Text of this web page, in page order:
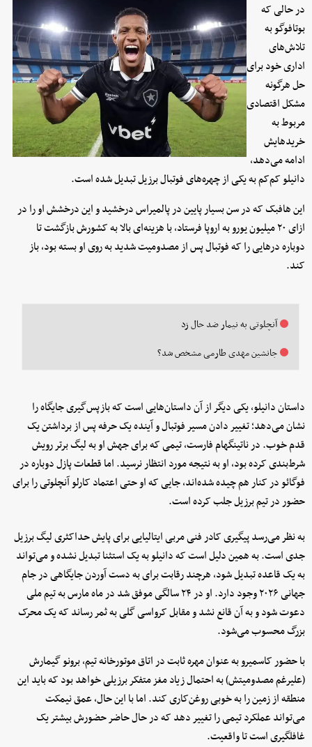
در حالی که
بوتافوگو به
تلاش‌های
اداری خود برای
حل هرگونه
مشکل اقتصادی
مربوط به
خریدهایش
ادامه می‌دهد،
دانیلو کم‌کم به یکی از چهره‌های فوتبال برزیل تبدیل شده است.
این هافبک که در سن بسیار پایین در پالمیراس درخشید و این درخشش او را در
ازای ۲۰ میلیون یورو به اروپا فرستاد، با هزینه‌ای بالا به کشورش بازگشت تا
دوباره درهایی را که فوتبال پس از مصدومیت شدید به روی او بسته بود، باز
کند.
آنچلوتی به نیمار ضد حال زد
جانشین مهدی طارمی مشخص شد؟
داستان دانیلو، یکی دیگر از آن داستان‌هایی است که بازپس‌گیری جایگاه را
نشان می‌دهد؛ تغییر دادن مسیر فوتبال و آینده یک حرفه پس از برداشتن یک
قدم خوب. در ناتینگهام فارست، تیمی که برای جهش او به لیگ برتر رویش
شرط‌بندی کرده بود، او به نتیجه مورد انتظار نرسید. اما قطعات پازل دوباره در
فوگائو در کنار هم چیده شده‌اند، جایی که او حتی اعتماد کارلو آنچلوتی را برای
حضور در تیم برزیل جلب کرده است.
به نظر می‌رسد پیگیری کادر فنی مربی ایتالیایی برای پایش حداکثری لیگ برزیل
جدی است. به همین دلیل است که دانیلو به یک استثنا تبدیل نشده و می‌تواند
به یک قاعده تبدیل شود، هرچند رقابت برای به دست آوردن جایگاهی در جام
جهانی ۲۰۲۶ وجود دارد. او در ۲۴ سالگی موفق شد در ماه مارس به تیم ملی
دعوت شود و به آن قانع نشد و مقابل کرواسی گلی به ثمر رساند که یک محرک
بزرگ محسوب می‌شود.
با حضور کاسمیرو به عنوان مهره ثابت در اتاق موتورخانه تیم، برونو گیمارش
(علیرغم مصدومیتش) به احتمال زیاد مغز متفکر برزیلی خواهد بود که باید این
منطقه از زمین را به خوبی روغن‌کاری کند. اما با این حال، عمق نیمکت
می‌تواند عملکرد تیمی را تغییر دهد که در حال حاضر حضورش بیشتر یک
غافلگیری است تا واقعیت.